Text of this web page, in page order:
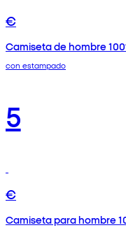
€
Camiseta de hombre
con estampado
5
€
Camiseta para hombre